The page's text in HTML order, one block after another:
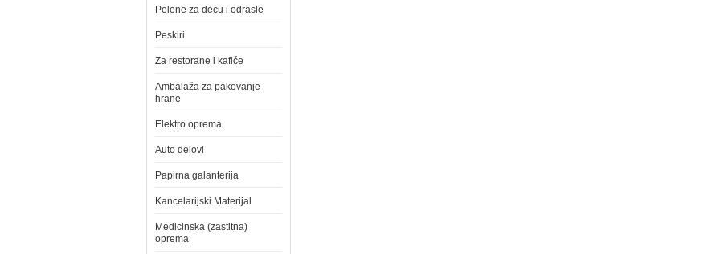
Pelene za decu i odrasle
Peskiri
Za restorane i kafiće
Ambalaža za pakovanje
hrane
Elektro oprema
Auto delovi
Papirna galanterija
Kancelarijski Materijal
Medicinska (zastitna)
oprema